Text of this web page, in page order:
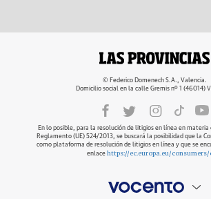
© Federico Domenech S.A., Valencia.
Domicilio social en la calle Gremis nº 1 (46014)
En lo posible, para la resolución de litigios en línea en materia
Reglamento (UE) 524/2013, se buscará la posibilidad que la
como plataforma de resolución de litigios en línea y que se
enlace https://ec.europa.eu/consumers/